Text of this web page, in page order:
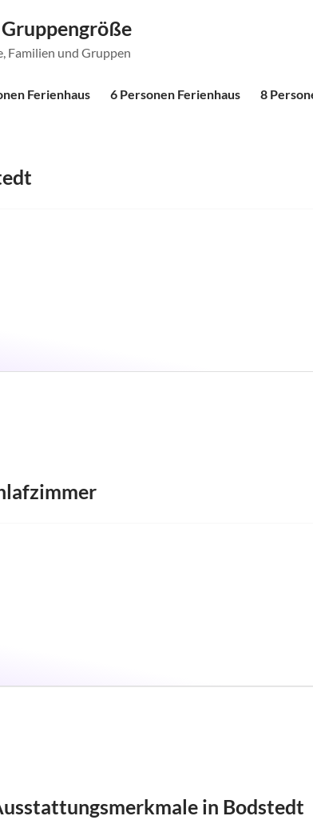
Familien und Gruppen
Ferienhaus 6 Personen Ferienhaus 8
in Bodstedt